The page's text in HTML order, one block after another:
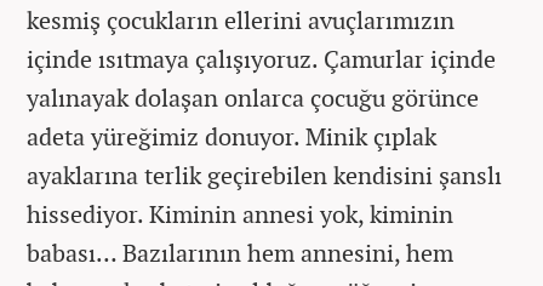
kesmiş çocukların ellerini avuçlarımızın
içinde ısıtmaya çalışıyoruz. Çamurlar içinde
yalınayak dolaşan onlarca çocuğu görünce
adeta yüreğimiz donuyor. Minik çıplak
ayaklarına terlik geçirebilen kendisini şanslı
hissediyor. Kiminin annesi yok, kiminin
babası… Bazılarının hem annesini, hem